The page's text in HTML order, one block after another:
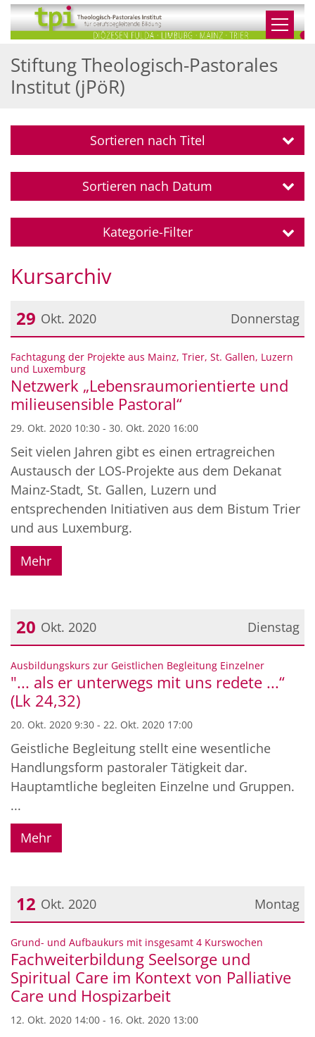
Zum Inhalt springen
Stiftung Theologisch-Pastorales
Institut (jPöR)
Sortieren nach Titel
Sortieren nach Datum
Kategorie-Filter
Kursarchiv
Donnerstag
29 Okt. 2020
Datum: 29. Oktober 2020
Fachtagung der Projekte aus Mainz, Trier, St. Gallen, Luzern
und Luxemburg:
Netzwerk „Lebensraumorientierte und
milieusensible Pastoral“
29. Okt. 2020 10:30 - 30. Okt. 2020 16:00
Seit vielen Jahren gibt es einen ertragreichen
Austausch der LOS-Projekte aus dem Dekanat
Mainz-Stadt, St. Gallen, Luzern und
entsprechenden Initiativen aus dem Bistum Trier
und aus Luxemburg.
Mehr
Dienstag
20 Okt. 2020
Datum: 20. Oktober 2020
Ausbildungskurs zur Geistlichen Begleitung Einzelner:
"... als er unterwegs mit uns redete ...“
(Lk 24,32)
20. Okt. 2020 9:30 - 22. Okt. 2020 17:00
Geistliche Begleitung stellt eine wesentliche
Handlungsform pastoraler Tätigkeit dar.
Hauptamtliche begleiten Einzelne und Gruppen.
...
Mehr
Montag
12 Okt. 2020
Datum: 12. Oktober 2020
Grund- und Aufbaukurs mit insgesamt 4 Kurswochen
Fachweiterbildung Seelsorge und
Spiritual Care im Kontext von Palliative
Care und Hospizarbeit
12. Okt. 2020 14:00 - 16. Okt. 2020 13:00